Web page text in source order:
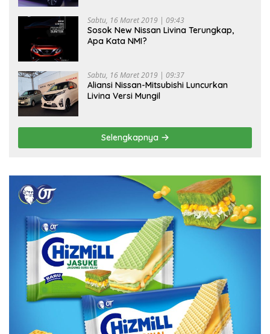
Sabtu, 16 Maret 2019 | 09:43
Sosok New Nissan Livina Terungkap,
Apa Kata NMI?
Sabtu, 16 Maret 2019 | 09:37
Aliansi Nissan-Mitsubishi Luncurkan
Livina Versi Mungil
Selengkapnya